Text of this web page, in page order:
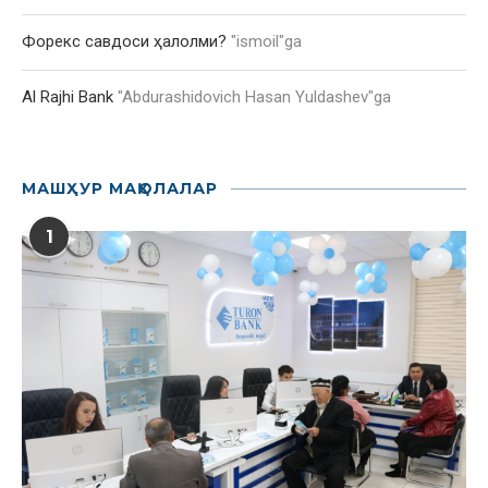
Форекс савдоси ҳалолми? "ismoil "ga
Al Rajhi Bank "Abdurashidovich Hasan Yuldashev"ga
МАШҲУР МАҚОЛАЛАР
1